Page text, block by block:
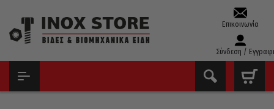
Επικοινωνία
Σύνδεση /